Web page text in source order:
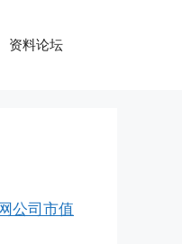
资料论坛
公司市值